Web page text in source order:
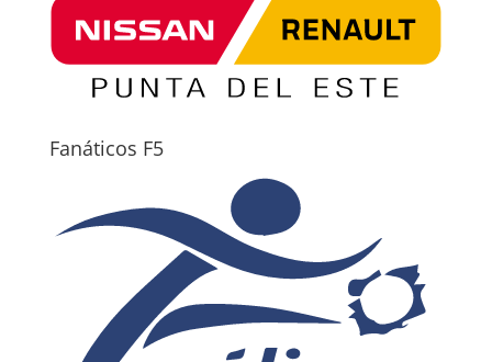
Fanáticos F5